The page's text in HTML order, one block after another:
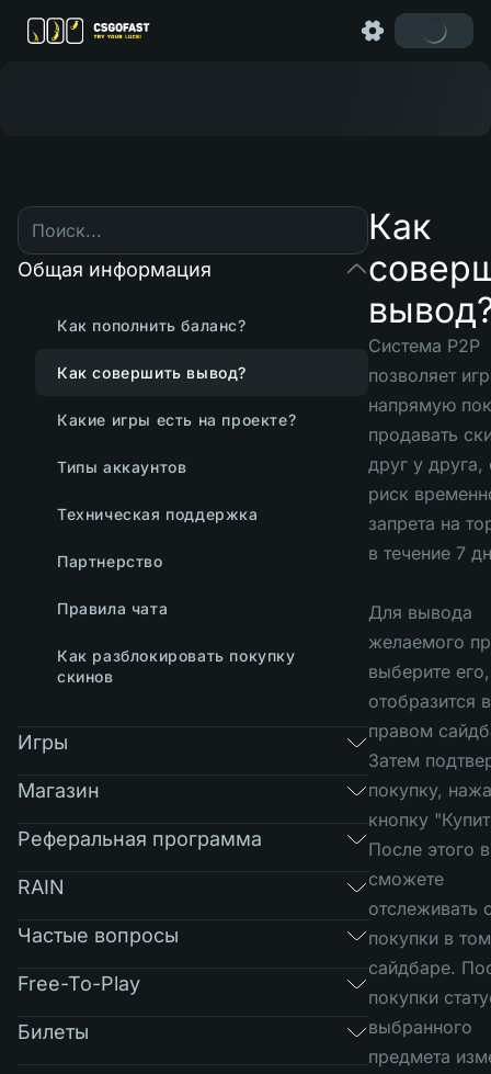
Общая информация
Как пополнить баланс?
Как совершить вывод?
Какие игры есть на проекте?
Типы аккаунтов
Техническая поддержка
Партнерство
Правила чата
Как разблокировать покупку
скинов
Игры
Магазин
Реферальная программа
RAIN
Частые вопросы
Free-To-Play
Билеты
Как
Система P2P
позволяет
напрямую
продавать
друг у друга,
риск
запрета на
в течение 7
Для вывода
желаемого
выберите
отобразится в
правом
Затем
покупку,
кнопку
После этого
сможете
отслеживать
покупки в
сайдбаре.
покупки
выбранного
предмета